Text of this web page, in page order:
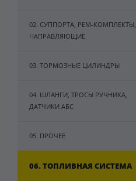
02. СУППОРТА, РЕМ-КОМПЛЕКТЫ,
НАПРАВЛЯЮЩИЕ
03. ТОРМОЗНЫЕ ЦИЛИНДРЫ
04. ШЛАНГИ, ТРОСЫ РУЧНИКА,
ДАТЧИКИ АБС
05. ПРОЧЕЕ
06. ТОПЛИВНАЯ СИСТЕМА